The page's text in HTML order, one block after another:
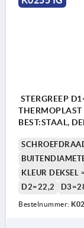
STERGREEP
BEST:STAAL,
KLEUR DEKSEL
D2=22,2
Bestelnummer: